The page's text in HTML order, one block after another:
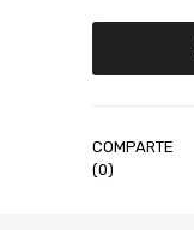
COMPARTE
(0)